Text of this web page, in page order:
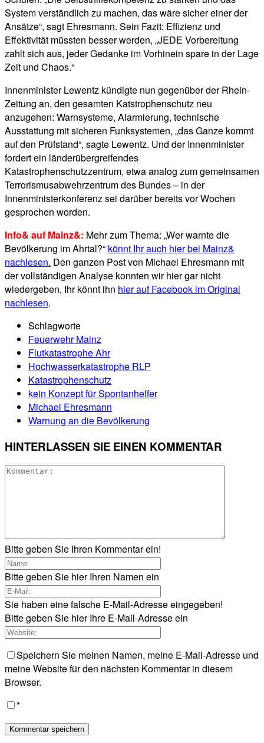
System verständlich zu machen, das wäre sicher einer der
Ansätze“, sagt Ehresmann. Sein Fazit: Effizienz und
Effektivität müssten besser werden, „JEDE Vorbereitung
zahlt sich aus, jeder Gedanke im Vorhinein spare in der Lage
Zeit und Chaos.“
Innenminister Lewentz kündigte nun gegenüber der Rhein-
Zeitung an, den gesamten Katstrophenschutz neu
anzugehen: Warnsysteme, Alarmierung, technische
Ausstattung mit sicheren Funksystemen, „das Ganze kommt
auf den Prüfstand“, sagte Lewentz. Und der Innenminister
fordert ein länderübergreifendes
Katastrophenschutzzentrum, etwa analog zum gemeinsamen
Terrorismusabwehrzentrum des Bundes – in der
Innenministerkonferenz sei darüber bereits vor Wochen
gesprochen worden.
Info& auf Mainz&: Mehr zum Thema: „Wer warnte die
Bevölkerung im Ahrtal?“ könnt Ihr auch hier bei Mainz&
nachlesen. Den ganzen Post von Michael Ehresmann mit
der vollständigen Analyse konnten wir hier gar nicht
wiedergeben, Ihr könnt ihn hier auf Facebook im Original
nachlesen.
Schlagworte
Feuerwehr Mainz
Flutkatastrophe Ahr
Hochwasserkatastrophe RLP
Katastrophenschutz
kein Konzept für Spontanhelfer
Michael Ehresmann
Warnung an die Bevölkerung
HINTERLASSEN SIE EINEN KOMMENTAR
Bitte geben Sie Ihren Kommentar ein!
Bitte geben Sie hier Ihren Namen ein
Sie haben eine falsche E-Mail-Adresse eingegeben!
Bitte geben Sie hier Ihre E-Mail-Adresse ein
Speichern Sie meinen Namen, meine E-Mail-Adresse und
meine Website für den nächsten Kommentar in diesem
Browser.
*